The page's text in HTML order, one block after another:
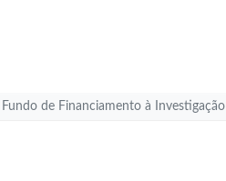
Fundo de Financiamento à Investigação